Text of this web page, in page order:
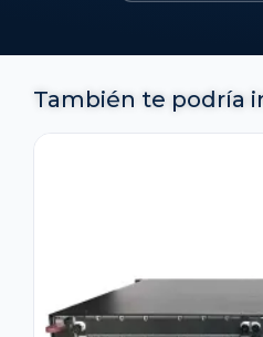
También te podría